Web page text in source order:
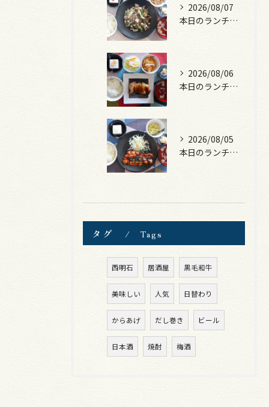
2026/08/07
本日のランチは、黒毛和牛のチャプチェ！
2026/08/06
本日のランチは、照焼きチキン！
2026/08/05
本日のランチは、ロース豚カツ梅はさみ！
タグ Tags
西明石 居酒屋 黒毛和牛
美味しい 人気 日替わり
からあげ だし巻き ビール
日本酒 焼酎 梅酒